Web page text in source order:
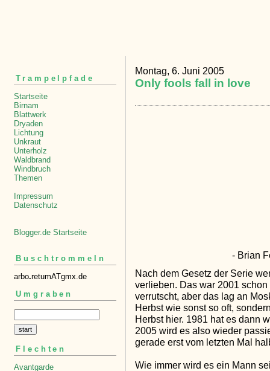
Trampelpfade
Startseite
Birnam
Blattwerk
Dryaden
Lichtung
Unkraut
Unterholz
Waldbrand
Windbruch
Themen
Impressum
Datenschutz
Blogger.de Startseite
Buschtrommeln
arbo.retumATgmx.de
Umgraben
Flechten
Avantgarde
Montag, 6. Juni 2005
Only fools fall in love
- Brian
Nach dem Gesetz der Serie
verlieben. Das war 2001
verrutscht, aber das lag an
Herbst wie sonst so oft,
Herbst hier. 1981 hat es dann
2005 wird es also wieder
gerade erst vom letzten Mal
Wie immer wird es ein Mann